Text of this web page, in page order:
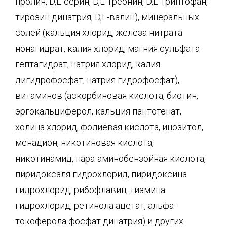
тирозин динатрия, D,L-валин), минеральных
солей (кальция хлорид, железа нитрата
нонагидрат, калия хлорид, магния сульфата
гептагидрат, натрия хлорид, калия
дигидрофосфат, натрия гидрофосфат),
витаминов (аскорбиновая кислота, биотин,
эргокальциферол, кальция пантотенат,
холина хлорид, фолиевая кислота, инозитол,
менадион, никотиновая кислота,
никотинамид, пара-аминобензойная кислота,
пиридоксаля гидрохлорид, пиридоксина
гидрохлорид, рибофлавин, тиамина
гидрохлорид, ретинола ацетат, альфа-
токоферола фосфат динатрия) и других